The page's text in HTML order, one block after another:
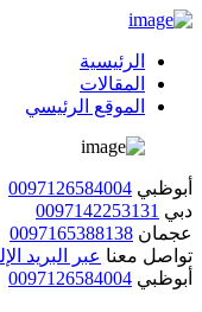
الرئيسية
المقالات
الموقع الرئيسي
أبوظبي 0097126584004
دبي 0097142253131
عجمان 0097165388138
تواصل معنا عبر البريد
أبوظبي 0097126584004